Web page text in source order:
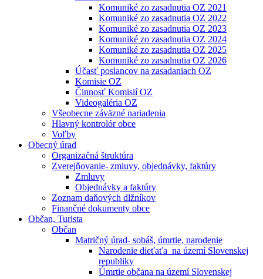
Komuniké zo zasadnutia OZ 2021
Komuniké zo zasadnutia OZ 2022
Komuniké zo zasadnutia OZ 2023
Komuniké zo zasadnutia OZ 2024
Komuniké zo zasadnutia OZ 2025
Komuniké zo zasadnutia OZ 2026
Účasť poslancov na zasadaniach OZ
Komisie OZ
Činnosť Komisií OZ
Videogaléria OZ
Všeobecne záväzné nariadenia
Hlavný kontrolór obce
Voľby
Obecný úrad
Organizačná štruktúra
Zverejňovanie- zmluvy, objednávky, faktúry
Zmluvy
Objednávky a faktúry
Zoznam daňových dlžníkov
Finančné dokumenty obce
Občan, Turista
Občan
Matričný úrad- sobáš, úmrtie, narodenie
Narodenie dieťaťa na území Slovenskej
republiky
Úmrtie občana na území Slovenskej